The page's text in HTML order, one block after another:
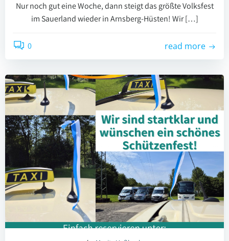
Nur noch gut eine Woche, dann steigt das größte Volksfest
im Sauerland wieder in Arnsberg-Hüsten! Wir […]
0 read more